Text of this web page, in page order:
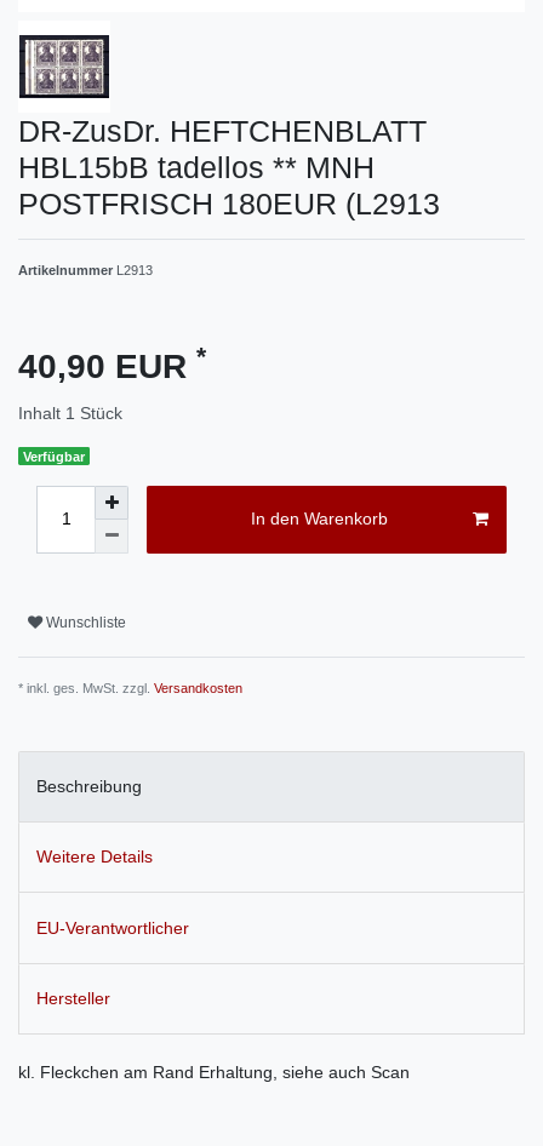
DR-ZusDr. HEFTCHENBLATT
HBL15bB tadellos ** MNH
POSTFRISCH 180EUR (L2913
Artikelnummer L2913
40,90 EUR *
Inhalt 1 Stück
Verfügbar
In den Warenkorb
Wunschliste
* inkl. ges. MwSt. zzgl. Versandkosten
Beschreibung
Weitere Details
EU-Verantwortlicher
Hersteller
kl. Fleckchen am Rand Erhaltung, siehe auch Scan